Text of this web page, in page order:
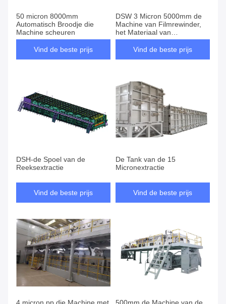
50 micron 8000mm
Automatisch Broodje die
Machine scheuren
Vind de beste prijs
DSW 3 Micron 5000mm de
Machine van Filmrewinder,
het Materiaal van
Snijmachinerewinder
Vind de beste prijs
DSH-de Spoel van de
Reeksextractie
Vind de beste prijs
De Tank van de 15
Micronextractie
Vind de beste prijs